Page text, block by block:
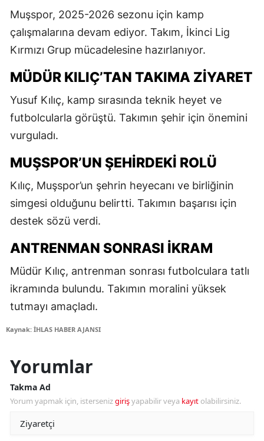
Muşspor, 2025-2026 sezonu için kamp
çalışmalarına devam ediyor. Takım, İkinci Lig
Kırmızı Grup mücadelesine hazırlanıyor.
MÜDÜR KILIÇ’TAN TAKIMA ZIYARET
Yusuf Kılıç, kamp sırasında teknik heyet ve
futbolcularla görüştü. Takımın şehir için önemini
vurguladı.
MUŞSPOR’UN ŞEHIRDEKI ROLÜ
Kılıç, Muşspor’un şehrin heyecanı ve birliğinin
simgesi olduğunu belirtti. Takımın başarısı için
destek sözü verdi.
ANTRENMAN SONRASI İKRAM
Müdür Kılıç, antrenman sonrası futbolculara tatlı
ikramında bulundu. Takımın moralini yüksek
tutmayı amaçladı.
Kaynak: İHLAS HABER AJANSI
Yorumlar
Takma Ad
Yorum yapmak için, istersenizgirişyapabilir veya kayıt olabilirsiniz.